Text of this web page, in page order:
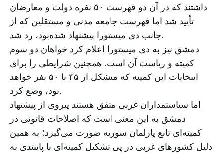
داشتند که در آن دو فهرست ۵۰ نفره دولت و معارضان
تأیید شد اما فهرست جامعه مدنی و مستقلین که از
جانب دی میستورا پیشنهاد شده‌بود، رد شد.
دمشق نیز به دی میستورا اعلام کرد خواهان دو سوم
کمیته و ریاست آن است. همچنین شرایطی را برای
انتخابات این کمیته که متشکل از ۴۵ تا ۵۰ نفر خواهد
بود، وضع کرد.
اما سیاستمداران غربی متفق هستند پیروی از پیشنهاد
دمشق به این معنی است که اصلاحات قانونی در
کمیته‌ای تابع پارلمان سوریه صورت می‌گیرد؛ به همین
دلیل کشورهای غربی در پی تشکیل کمیته‌ای با پایبندی به